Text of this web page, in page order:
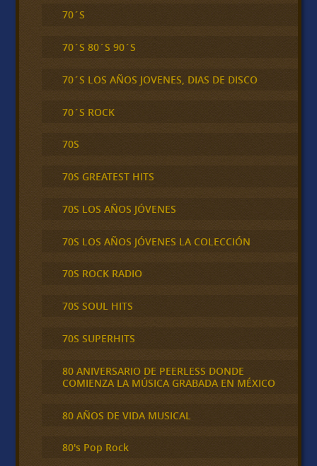
70´S
70´S 80´S 90´S
70´S LOS AÑOS JOVENES, DIAS DE DISCO
70´S ROCK
70S
70S GREATEST HITS
70S LOS AÑOS JÓVENES
70S LOS AÑOS JÓVENES LA COLECCIÓN
70S ROCK RADIO
70S SOUL HITS
70S SUPERHITS
80 ANIVERSARIO DE PEERLESS DONDE
COMIENZA LA MÚSICA GRABADA EN MÉXICO
80 AÑOS DE VIDA MUSICAL
80's Pop Rock